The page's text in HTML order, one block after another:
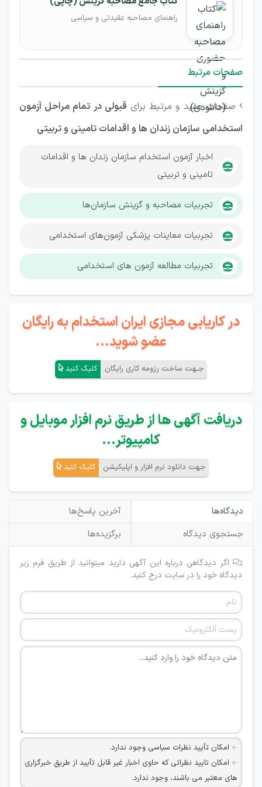
راهنمای مصاحبه عقیدتی و سیاسی
صفحات مرتبط
صفحات مفید و مرتبط برای قبولی در تمام مراحل آزمون
استخدامی سازمان زندان ها و اقدامات تامینی و تربیتی
اخبار آزمون استخدام سازمان زندان ها و اقدامات
تامینی و تربیتی
تجربیات مصاحبه و گزینش سازمان‌ها
تجربیات معاینات پزشکی آزمون‌های استخدامی
تجربیات مطالعه آزمون های استخدامی
در کاریابی مجازی ایران استخدام به رایگان
عضو شوید...
جـهت ساخت رزومه کاری رایگان کلیک کنید
دریافت آگهی ها از طریق نرم افزار موبایل و
کامپیوتر...
جهت دانلود نرم افزار و اپلیکیشن کلیک کنید
دیدگاه‌ها
آخرین پاسخ‌ها
جستجوی دیدگاه
برگزیده‌ها
اگر دیدگاهی درباره این آگهی دارید میتوانید از طریق فرم زیر
دیدگاه خود را در سایت درج کنید.
امکان تأیید نظرات سیاسی وجود ندارد.
امکان تایید نظراتی که حاوی اخبار غیر قابل تأیید از طریق خبرگزاری
های معتبر می باشند، وجود ندارد.